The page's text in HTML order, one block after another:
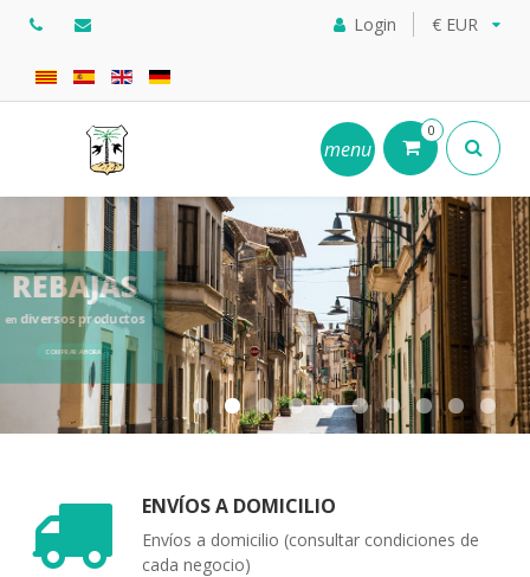
Login € EUR
menu
0
REBAJAS
endiversos productos
COMPRAR AHORA
ENVÍOS A DOMICILIO
Envíos a domicilio (consultar condiciones de
cada negocio)